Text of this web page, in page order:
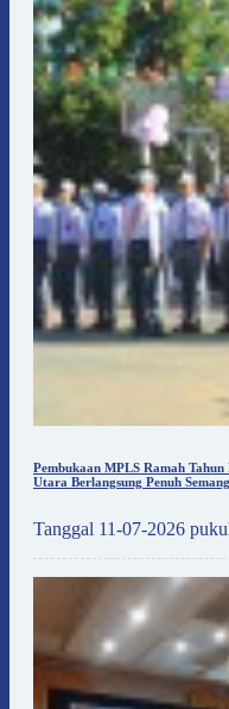
Pembukaan MPLS Ramah
Utara Berlangsung Penuh
Tanggal 11-07-2026